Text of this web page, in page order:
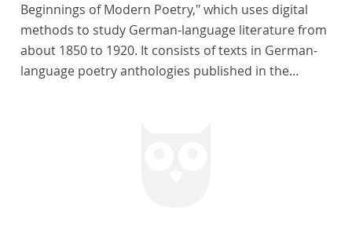
Beginnings of Modern Poetry," which uses digital
methods to study German-language literature from
about 1850 to 1920. It consists of texts in German-
language poetry anthologies published in the